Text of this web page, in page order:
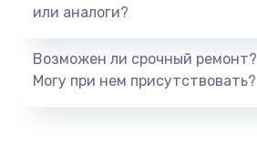
или аналоги?
Возможен ли срочный ремонт?
Могу при нем присутствовать?